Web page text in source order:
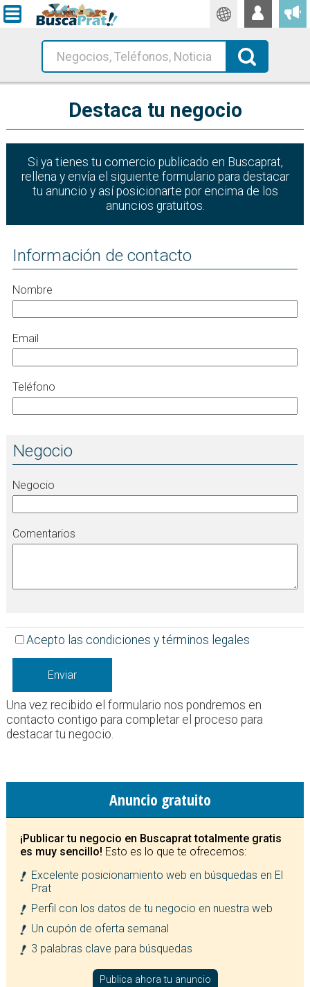
Traductor
Busca!
Destaca tu negocio
Si ya tienes tu comercio publicado en Buscaprat,
rellena y envía el siguiente formulario para destacar
tu anuncio y así posicionarte por encima de los
anuncios gratuitos.
Información de contacto
Nombre
Email
Teléfono
Negocio
Negocio
Comentarios
Acepto las condiciones y términos legales
Enviar
Una vez recibido el formulario nos pondremos en
contacto contigo para completar el proceso para
destacar tu negocio.
Anuncio gratuito
¡Publicar tu negocio en Buscaprat totalmente gratis
es muy sencillo! Esto es lo que te ofrecemos:
Excelente posicionamiento web en búsquedas en El
Prat
Perfil con los datos de tu negocio en nuestra web
Un cupón de oferta semanal
3 palabras clave para búsquedas
Publica ahora tu anuncio